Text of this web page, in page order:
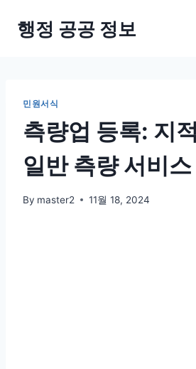
행정 공공 정보
민원서식
측량업 등록: 지
일반 측량 서비
By master2 11월 18, 2024